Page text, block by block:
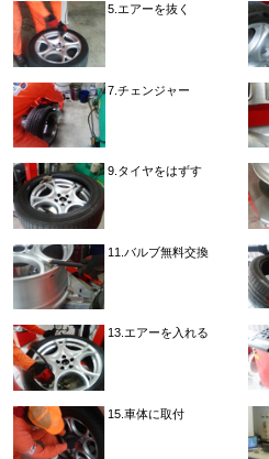
5.エアーを抜く
7.チェンジャー
9.タイヤをはずす
11.バルブ無料交換
13.エアーを入れる
15.車体に取付